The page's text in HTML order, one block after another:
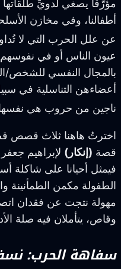
مؤرَّقاً يصغي لدويِّ طلقاتها
أطفالنا، وفي مخازن
عن علل الحرب التي لا
عيون الناس أو في نفوسهم.
بالمجال النفسي للشخص/
أعضاءهن التناسلية في
ناجين من حروب هي نفسها -
اخترتُ هاهنا ثلاث قصص
قصة (إنكار) لإبراهيم
فيمثل أحيانا على شاكلة
الطفولة مكمن الطمأنينة
مهولة نتجت عن فقدان
وقاص، يتأملان فيه صلة
سفاهة الحرب: